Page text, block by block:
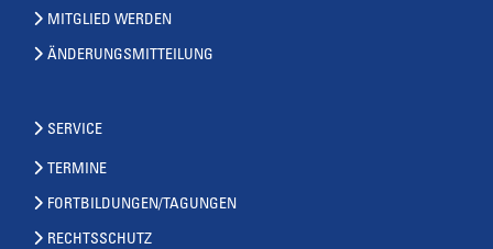
MITGLIED WERDEN
ÄNDERUNGSMITTEILUNG
SERVICE
TERMINE
FORTBILDUNGEN/TAGUNGEN
RECHTSSCHUTZ